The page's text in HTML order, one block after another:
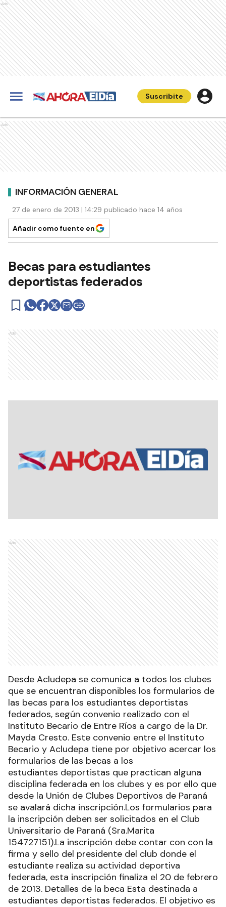
Ads
Suscribite
Ads
INFORMACIÓN GENERAL
27 de enero de 2013 | 14:29 publicado hace 14 años
Añadir como fuente en
Becas para estudiantes
deportistas federados
Ads
Ads
Desde Acludepa se comunica a todos los clubes
que se encuentran disponibles los formularios de
las becas para los estudiantes deportistas
federados, según convenio realizado con el
Instituto Becario de Entre Ríos a cargo de la Dr.
Mayda Cresto. Este convenio entre el Instituto
Becario y Acludepa tiene por objetivo acercar los
formularios de las becas a los
estudiantes deportistas que practican alguna
disciplina federada en los clubes y es por ello que
desde la Unión de Clubes Deportivos de Paraná
se avalará dicha inscripción.Los formularios para
la inscripción deben ser solicitados en el Club
Universitario de Paraná (Sra.Marita
154727151).La inscripción debe contar con con la
firma y sello del presidente del club donde el
estudiante realiza su actividad deportiva
federada, esta inscripción finaliza el 20 de febrero
de 2013. Detalles de la beca Esta destinada a
estudiantes deportistas federados. El objetivo es